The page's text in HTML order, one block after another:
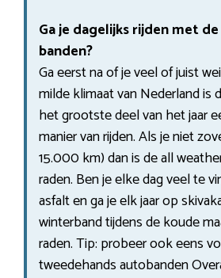
Ga je dagelijks rijden met
banden?
Ga eerst na of je veel of juist
milde klimaat van Nederland is
het grootste deel van het jaar
manier van rijden. Als je niet
15.000 km) dan is de all
raden. Ben je elke dag veel te
asfalt en ga je elk jaar op
winterband tijdens de koude
raden. Tip: probeer ook eens
tweedehands autobanden